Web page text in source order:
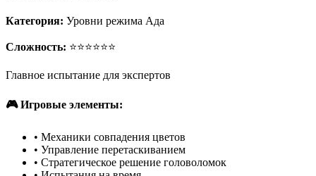
Категория: Уровни режима Ада
Сложность: ⭐⭐⭐⭐⭐⭐
Главное испытание для экспертов
🎮 Игровые элементы:
• Механики совпадения цветов
• Управление перетаскиванием
• Стратегическое решение головоломок